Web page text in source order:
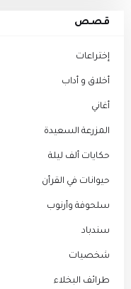
قصص
إختراعات
أخلاق و أداب
أغاني
المزرعة السعيدة
حكايات ألف ليلة
حيوانات في القرأن
سلحوفة وأرنوب
سندباد
شخصيات
طرائف البخلاء